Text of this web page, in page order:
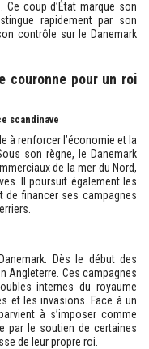
coup d’État marque son
rapidement par son
contrôle sur le Danemark
couronne pour un roi
scandinave
à renforcer l’économie et la
son règne, le Danemark
de la mer du Nord,
Il poursuit également les
de financer ses campagnes
Dès le début des
Angleterre. Ces campagnes
internes du royaume
et les invasions. Face à un
à s’imposer comme
par le soutien de certaines
de leur propre roi.